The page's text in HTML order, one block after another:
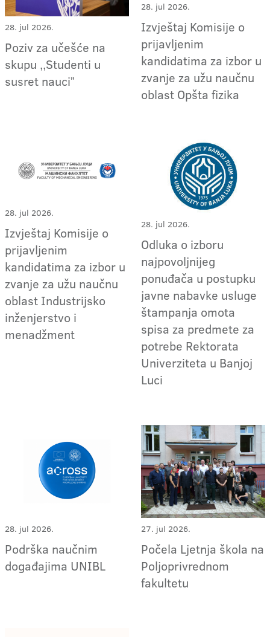
28. jul 2026.
Poziv za učešće na
skupu ,,Studenti u
susret nauciˮ
28. jul 2026.
Izvještaj Komisije o
prijavljenim
kandidatima za izbor u
zvanje za užu naučnu
oblast Opšta fizika
28. jul 2026.
Izvještaj Komisije o
prijavljenim
kandidatima za izbor u
zvanje za užu naučnu
oblast Industrijsko
inženjerstvo i
menadžment
28. jul 2026.
Odluka o izboru
najpovoljnijeg
ponuđača u postupku
javne nabavke usluge
štampanja omota
spisa za predmete za
potrebe Rektorata
Univerziteta u Banjoj
Luci
28. jul 2026.
Podrška naučnim
događajima UNIBL
27. jul 2026.
Počela Ljetnja škola na
Poljoprivrednom
fakultetu